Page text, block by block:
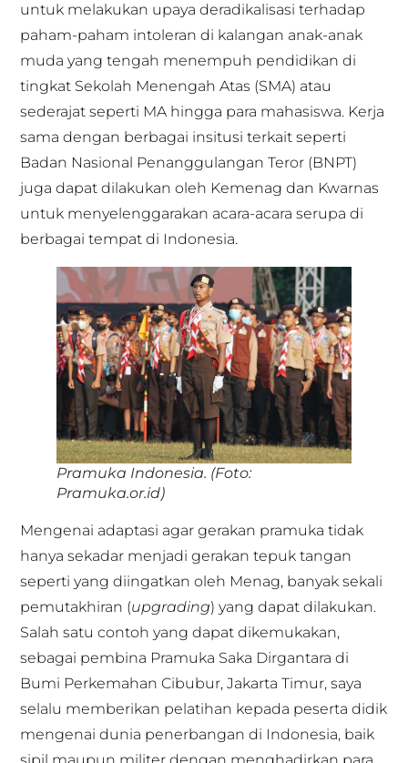
untuk melakukan upaya deradikalisasi terhadap
paham-paham intoleran di kalangan anak-anak
muda yang tengah menempuh pendidikan di
tingkat Sekolah Menengah Atas (SMA) atau
sederajat seperti MA hingga para mahasiswa. Kerja
sama dengan berbagai insitusi terkait seperti
Badan Nasional Penanggulangan Teror (BNPT)
juga dapat dilakukan oleh Kemenag dan Kwarnas
untuk menyelenggarakan acara-acara serupa di
berbagai tempat di Indonesia.
Pramuka Indonesia. (Foto:
Pramuka.or.id)
Mengenai adaptasi agar gerakan pramuka tidak
hanya sekadar menjadi gerakan tepuk tangan
seperti yang diingatkan oleh Menag, banyak sekali
pemutakhiran (upgrading) yang dapat dilakukan.
Salah satu contoh yang dapat dikemukakan,
sebagai pembina Pramuka Saka Dirgantara di
Bumi Perkemahan Cibubur, Jakarta Timur, saya
selalu memberikan pelatihan kepada peserta didik
mengenai dunia penerbangan di Indonesia, baik